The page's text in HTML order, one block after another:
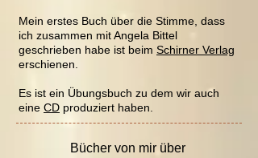
Mein erstes Buch über die Stimme, dass
ich zusammen mit Angela Bittel
geschrieben habe ist beim Schirner Verlag
erschienen.
Es ist ein Übungsbuch zu dem wir auch
eine CD produziert haben.
Bücher von mir über